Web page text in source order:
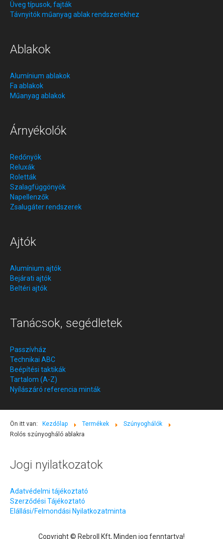
Üveg típusok, fajták
Távnyitók műanyag ablak rendszerekhez
Ablakok
Alumínium ablakok
Fa ablakok
Műanyag ablakok
Árnyékolók
Redőnyök
Reluxák
Roletták
Szalagfüggönyök
Napellenzők
Zsalugáter rendszerek
Ajtók
Alumínium ajtók
Bejárati ajtók
Beltéri ajtók
Tanácsok, segédletek
Passzívház
Technikai ABC
Beépítési taktikák
Tartalom (A-Z)
Nyílászáró referencia minták
Ön itt van: Kezdőlap Termékek
Szúnyoghálók
Rolós szúnyogháló ablakra
Jogi nyilatkozatok
Adatvédelmi tájékoztató
Szerződési Tájékoztató
Elállási/Felmondási Nyilatkozatminta
Copyright © Rebroll Kft, Minden jog fenntartva!